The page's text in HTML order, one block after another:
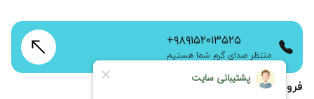
فروشگاه اینترنتی زمانتیم
+۹۸۹۱۵۲۰۱۳۵۲۵
منتظر صدای گرم شما هستیم